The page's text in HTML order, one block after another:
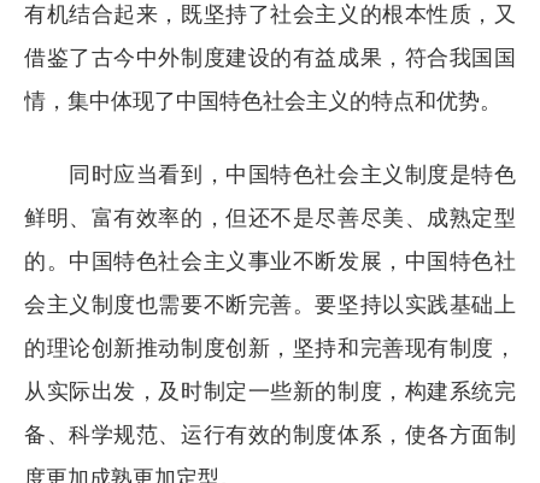
有机结合起来，既坚持了社会主义的根本性质，又
借鉴了古今中外制度建设的有益成果，符合我国国
情，集中体现了中国特色社会主义的特点和优势。
同时应当看到，中国特色社会主义制度是特色
鲜明、富有效率的，但还不是尽善尽美、成熟定型
的。中国特色社会主义事业不断发展，中国特色社
会主义制度也需要不断完善。要坚持以实践基础上
的理论创新推动制度创新，坚持和完善现有制度，
从实际出发，及时制定一些新的制度，构建系统完
备、科学规范、运行有效的制度体系，使各方面制
度更加成熟更加定型。